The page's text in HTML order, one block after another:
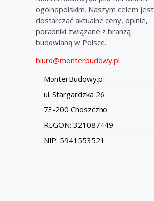
ogólnopolskim. Naszym celem jest
dostarczać aktualne ceny, opinie,
poradniki związane z branżą
budowlaną w Polsce.
biuro@monterbudowy.pl
MonterBudowy.pl
ul. Stargardzka 26
73-200 Choszczno
REGON: 321087449
NIP: 5941553521